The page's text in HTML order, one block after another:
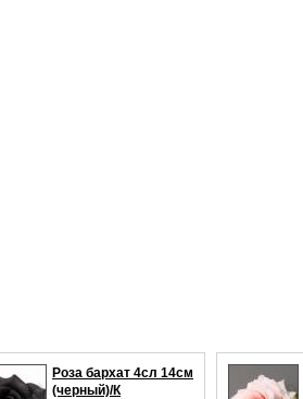
Роза бархат 4сл 14см
(черный)/К